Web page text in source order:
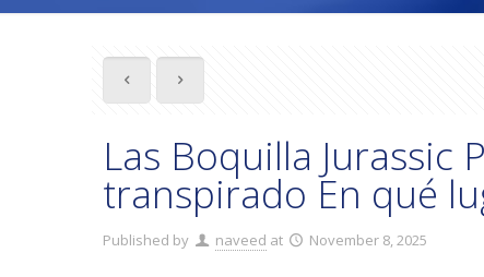
Las Boquilla Jurassic
transpirado En qué
Published by naveed at November 8, 2025